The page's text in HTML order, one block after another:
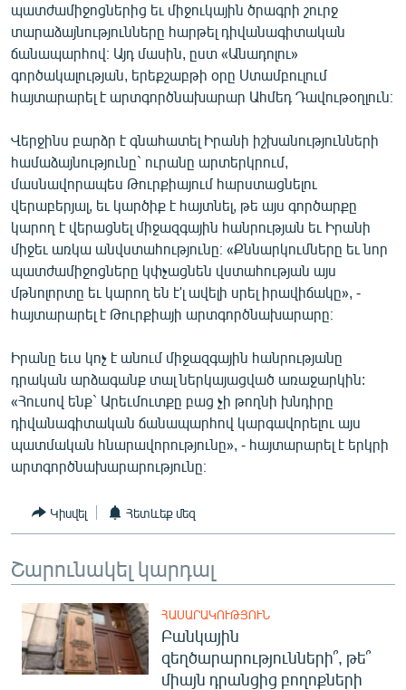
ՏԱՐԱԾԱՇՐՋԱՆ
ՄԻՋԱԶԳԱՅԻՆ
ՄՇԱԿՈՒՅԹ
ՄԵԿՆԱԲԱՆՈՒԹՅՈՒՆ
ՏՏ ԵՒ ԻՆՏԵՐՆԵՏ
ԿՈՐՈՆԱՎԻՐՈՒՍ
ԱՐԽԻՎ
ՏԵՍԱՆՅՈՒԹԵՐ
ԲԱՆԱՎԵՃ
ՓՈԴՔԱՍԹ
Հայերեն
English
ՀԵՏԵՎԵՔ ՄԵԶ
«Ազատության» բոլոր կայքերը
պատժամիջոցներից եւ միջուկային ծրագրի շուրջ
տարաձայնությունները հարթել դիվանագիտական
ճանապարհով։ Այդ մասին, ըստ «Անադոլու»
գործակալության, երեքշաբթի օրը Ստամբուլում
հայտարարել է արտգործնախարար Ահմեդ Դավութօղլուն։
Վերջինս բարձր է գնահատել Իրանի իշխանությունների
համաձայնությունը` ուրանը արտերկրում,
մասնավորապես Թուրքիայում հարստացնելու
վերաբերյալ, եւ կարծիք է հայտնել, թե այս գործարքը
կարող է վերացնել միջազգային հանրության եւ Իրանի
միջեւ առկա անվստահությունը։ «Քննարկումները եւ նոր
պատժամիջոցները կփչացնեն վստահության այս
մթնոլորտը եւ կարող են է'լ ավելի սրել իրավիճակը», -
հայտարարել է Թուրքիայի արտգործնախարարը։
Իրանը եւս կոչ է անում միջազգային հանրությանը
դրական արձագանք տալ ներկայացված առաջարկին:
«Հուսով ենք` Արեւմուտքը բաց չի թողնի խնդիրը
դիվանագիտական ճանապարհով կարգավորելու այս
պատմական հնարավորությունը», - հայտարարել է երկրի
արտգործնախարարությունը։
Կիսվել Հետևեք մեզ
Շարունակել կարդալ
ՀԱՍԱՐԱԿՈՒԹՅՈՒՆ
Բանկային
զեղծարարությունների՞, թե՞
միայն դրանցից բողոքների